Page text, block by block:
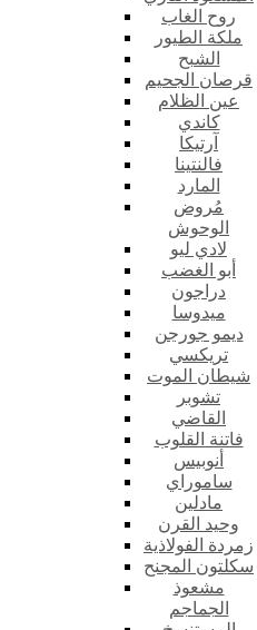
روح الغاب
ملكة الطيور
الشبح
قرصان الجحيم
عين الظلام
كاندي
آرتيكا
فالنتينا
المارد
مُروض
الوحوش
لادي ليو
أبو الغضب
دراجون
ميدوسا
ديمو جورجن
تريكسي
شيطان الموت
تشوبر
القاضي
فاتنة القلوب
أنوبيس
ساموراي
مادلين
وحيد القرن
زمردة الفولاذية
سكلتون المجنح
مشعوذ
الجماجم